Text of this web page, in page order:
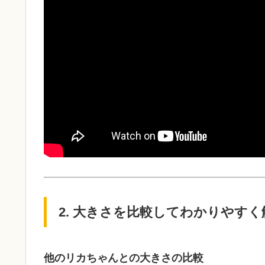
2. 大きさを比較してわかりやすく
他のリカちゃんとの大きさの比較